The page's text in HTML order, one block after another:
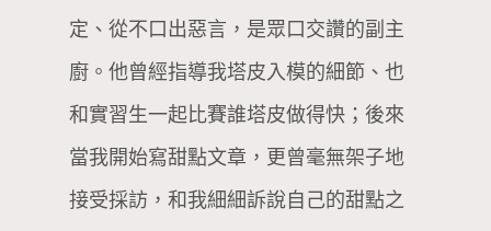
定、從不口出惡言，是眾口交讚的副主
廚。他曾經指導我塔皮入模的細節、也
和實習生一起比賽誰塔皮做得快；後來
當我開始寫甜點文章，更曾毫無架子地
接受採訪，和我細細訴說自己的甜點之